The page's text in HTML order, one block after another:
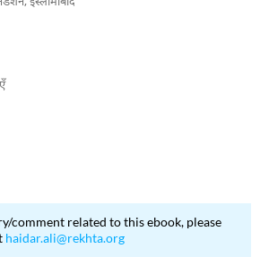
comment related to this ebook, please
haidar.ali@rekhta.org